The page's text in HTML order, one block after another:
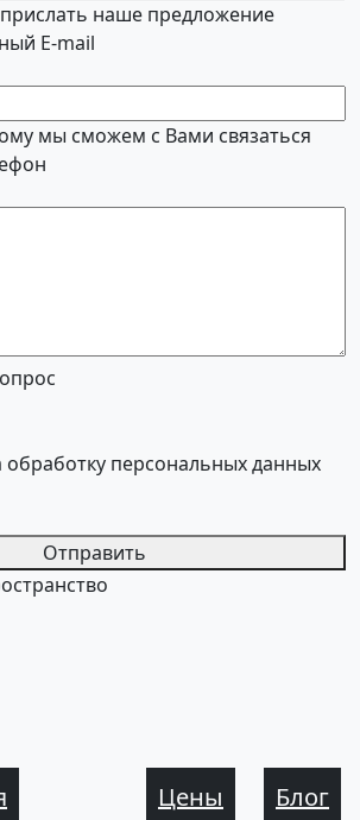
наше предложение
E-mail
мы сможем с Вами связаться
персональных данных
Отправить
Цены Блог